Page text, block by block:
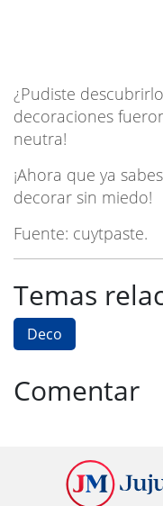
¿Pudiste
decoraciones
neutra!
¡Ahora que ya
decorar sin miedo!
Fuente: cuytpaste.
Temas
Deco
Comentar